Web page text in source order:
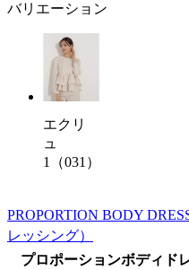
バリエーション
エクリ
ュ
1（031）
PROPORTION BODY
レッシング）
プロポーションボディド